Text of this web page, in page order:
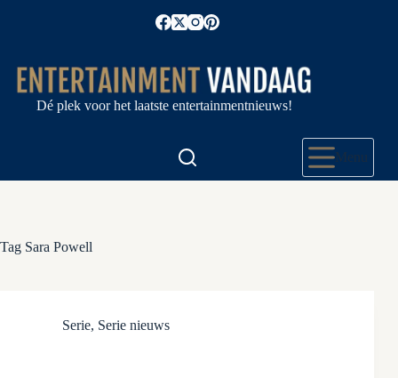
Dé plek voor het laatste entertainmentnieuws!
Menu
Tag Sara Powell
Serie, Serie nieuws